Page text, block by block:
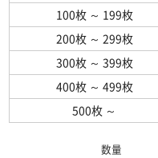
100枚 ～ 199枚
200枚 ～ 299枚
300枚 ～ 399枚
400枚 ～ 499枚
500枚 ～
数量